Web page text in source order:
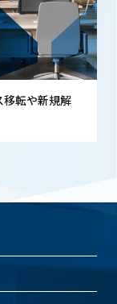
転や新規解